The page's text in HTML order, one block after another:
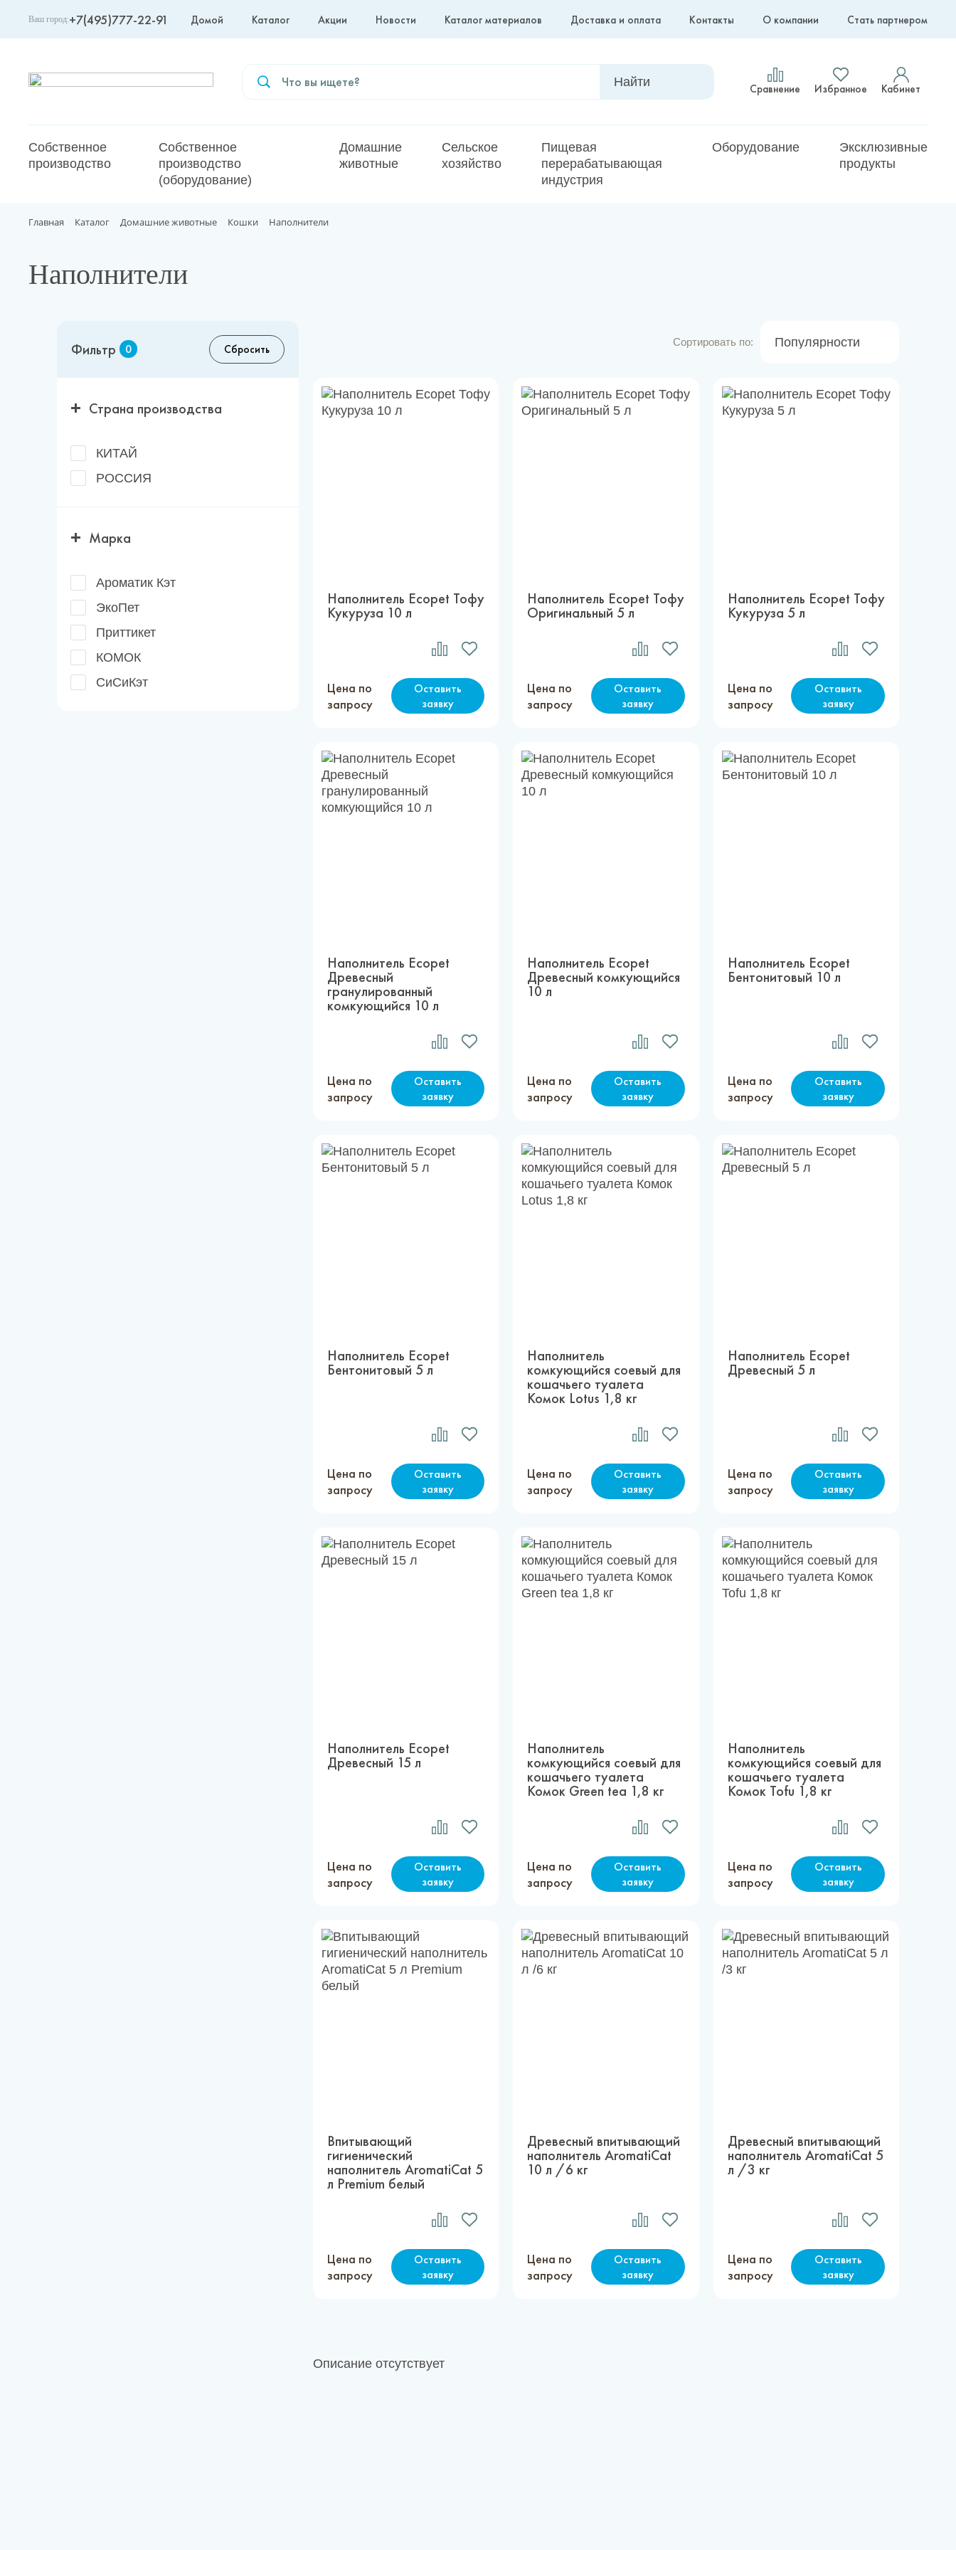
Ваш город:+7(495)777-22-91 Домой Каталог Акции Новости Каталог материалов Доставка и оплата Контакты О компании Стать партнером
Москва Сравнение Избранное Кабинет
Собственное
производство
Собственное
производство
(оборудование)
Домашние
животные
Сельское
хозяйство
Пищевая
перерабатывающая
индустрия
Оборудование
Эксклюзивные
продукты
Главная Каталог Домашние животные Кошки Наполнители
Наполнители
Фильтр 0 Сбросить
Страна производства
КИТАЙ
РОССИЯ
Марка
Ароматик Кэт
ЭкоПет
Приттикет
КОМОК
СиСиКэт
Сортировать по: Популярности
Наполнитель Ecopet Тофу
Кукуруза 10 л
Цена по
запросу
Оставить
заявку
Наполнитель Ecopet Тофу
Оригинальный 5 л
Цена по
запросу
Оставить
заявку
Наполнитель Ecopet Тофу
Кукуруза 5 л
Цена по
запросу
Оставить
заявку
Наполнитель Ecopet
Древесный
гранулированный
комкующийся 10 л
Цена по
запросу
Оставить
заявку
Наполнитель Ecopet
Древесный комкующийся
10 л
Цена по
запросу
Оставить
заявку
Наполнитель Ecopet
Бентонитовый 10 л
Цена по
запросу
Оставить
заявку
Наполнитель Ecopet
Бентонитовый 5 л
Цена по
запросу
Оставить
заявку
Наполнитель
комкующийся соевый для
кошачьего туалета
Комок Lotus 1,8 кг
Цена по
запросу
Оставить
заявку
Наполнитель Ecopet
Древесный 5 л
Цена по
запросу
Оставить
заявку
Наполнитель Ecopet
Древесный 15 л
Цена по
запросу
Оставить
заявку
Наполнитель
комкующийся соевый для
кошачьего туалета
Комок Green tea 1,8 кг
Цена по
запросу
Оставить
заявку
Наполнитель
комкующийся соевый для
кошачьего туалета
Комок Tofu 1,8 кг
Цена по
запросу
Оставить
заявку
Впитывающий
гигиенический
наполнитель AromatiCat 5
л Premium белый
Цена по
запросу
Оставить
заявку
Древесный впитывающий
наполнитель AromatiCat
10 л /6 кг
Цена по
запросу
Оставить
заявку
Древесный впитывающий
наполнитель AromatiCat 5
л /3 кг
Цена по
запросу
Оставить
заявку
Описание отсутствует